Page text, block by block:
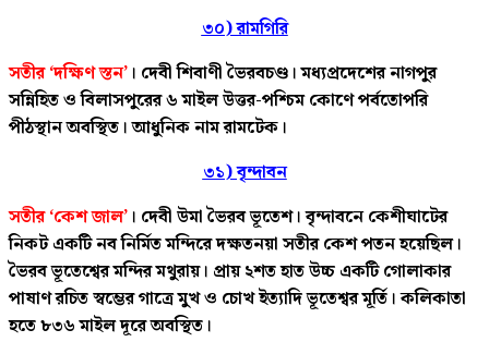
৩০) রামগিরি
সতীর ‘দক্ষিণ স্তন’ । দেবী শিবাণী ভৈরবচণ্ড। মধ্যপ্রদেশের নাগপুর
সন্নিহিত ও বিলাসপুরের ৬ মাইল উত্তর-পশ্চিম কোণে পর্বতোপরি
পীঠস্থান অবস্থিত। আধুনিক নাম রামটেক।
৩১) বৃন্দাবন
সতীর ‘কেশ জাল’ । দেবী উমা ভৈরব ভূতেশ। বৃন্দাবনে কেশীঘাটের
নিকট একটি নব নির্মিত মন্দিরে দক্ষতনয়া সতীর কেশ পতন হয়েছিল।
ভৈরব ভূতেশ্বের মন্দির মথুরায়। প্রায় ২শত হাত উচ্চ একটি গোলাকার
পাষাণ রচিত স্বম্ভের গাত্রে মুখ ও চোখ ইত্যাদি ভূতেশ্বর মূর্তি। কলিকাতা
হতে ৮৩৬ মাইল দূরে অবস্থিত।